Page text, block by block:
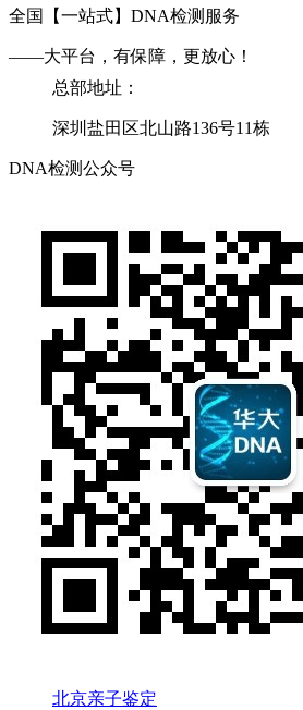
全国【一站式】DNA检测服务
——大平台，有保障，更放心！
总部地址：
深圳盐田区北山路136号11栋
DNA检测公众号
北京亲子鉴定